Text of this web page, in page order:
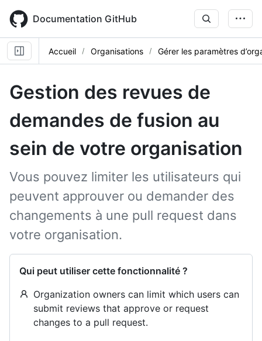
main
content
Documentation GitHub
Accueil Organisations Gérer les paramètres
Gestion des revues de
demandes de fusion au
sein de votre organisation
Vous pouvez limiter les utilisateurs qui
peuvent approuver ou demander des
changements à une pull request dans
votre organisation.
Qui peut utiliser cette fonctionnalité ?
Organization owners can limit which users can
submit reviews that approve or request
changes to a pull request.